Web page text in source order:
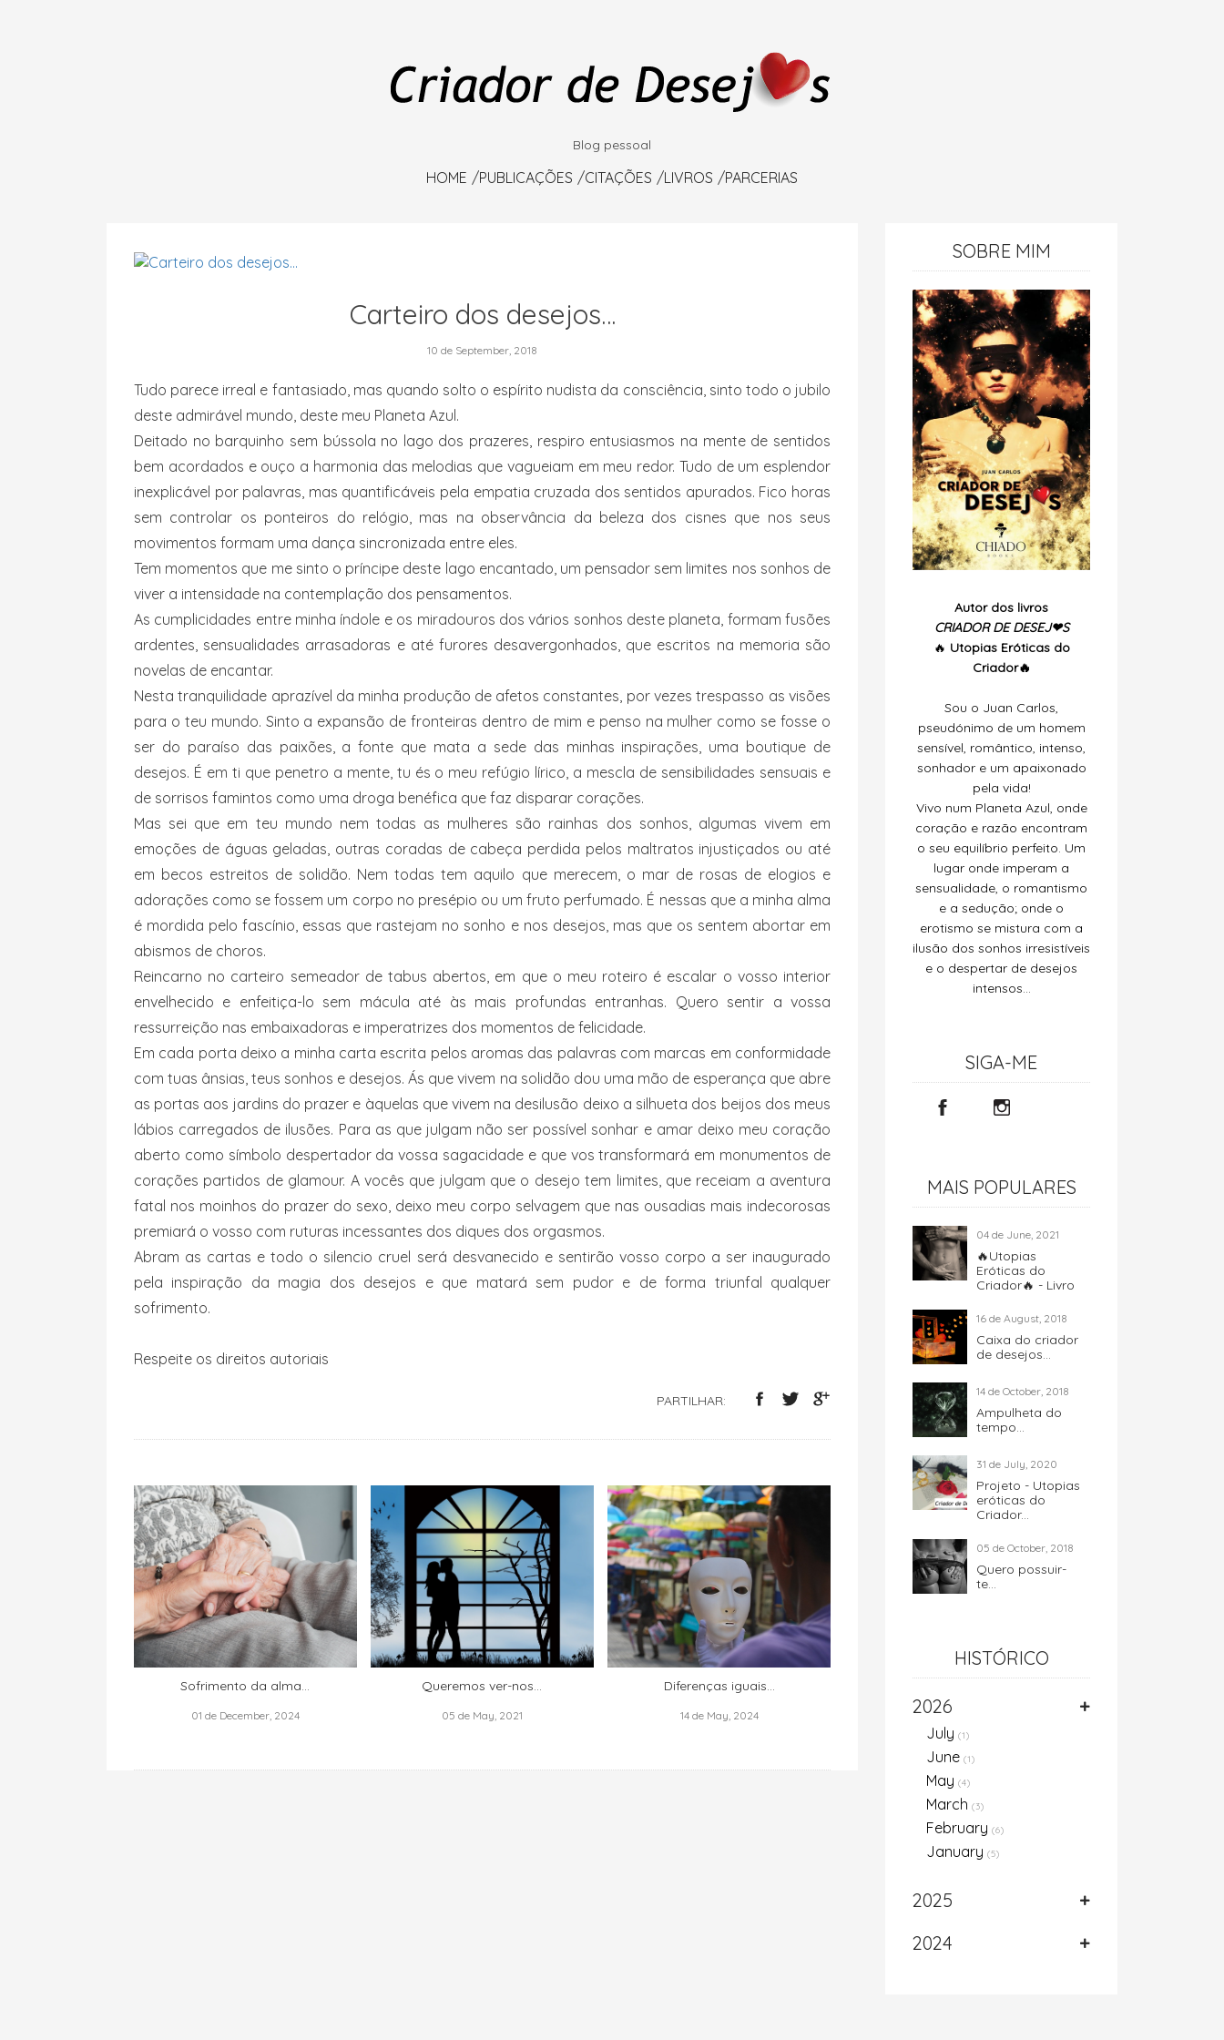
Blog pessoal
HOME PUBLICAÇÕES CITAÇÕES LIVROS PARCERIAS
Carteiro dos desejos…
10 de September, 2018
Tudo parece irreal e fantasiado, mas quando solto o espírito nudista da consciência, sinto todo o jubilo
deste admirável mundo, deste meu Planeta Azul.
Deitado no barquinho sem bússola no lago dos prazeres, respiro entusiasmos na mente de sentidos
bem acordados e ouço a harmonia das melodias que vagueiam em meu redor. Tudo de um esplendor
inexplicável por palavras, mas quantificáveis pela empatia cruzada dos sentidos apurados. Fico horas
sem controlar os ponteiros do relógio, mas na observância da beleza dos cisnes que nos seus
movimentos formam uma dança sincronizada entre eles.
Tem momentos que me sinto o príncipe deste lago encantado, um pensador sem limites nos sonhos de
viver a intensidade na contemplação dos pensamentos.
As cumplicidades entre minha índole e os miradouros dos vários sonhos deste planeta, formam fusões
ardentes, sensualidades arrasadoras e até furores desavergonhados, que escritos na memoria são
novelas de encantar.
Nesta tranquilidade aprazível da minha produção de afetos constantes, por vezes trespasso as visões
para o teu mundo. Sinto a expansão de fronteiras dentro de mim e penso na mulher como se fosse o
ser do paraíso das paixões, a fonte que mata a sede das minhas inspirações, uma boutique de
desejos. É em ti que penetro a mente, tu és o meu refúgio lírico, a mescla de sensibilidades sensuais e
de sorrisos famintos como uma droga benéfica que faz disparar corações.
Mas sei que em teu mundo nem todas as mulheres são rainhas dos sonhos, algumas vivem em
emoções de águas geladas, outras coradas de cabeça perdida pelos maltratos injustiçados ou até
em becos estreitos de solidão. Nem todas tem aquilo que merecem, o mar de rosas de elogios e
adorações como se fossem um corpo no presépio ou um fruto perfumado. É nessas que a minha alma
é mordida pelo fascínio, essas que rastejam no sonho e nos desejos, mas que os sentem abortar em
abismos de choros.
Reincarno no carteiro semeador de tabus abertos, em que o meu roteiro é escalar o vosso interior
envelhecido e enfeitiça-lo sem mácula até às mais profundas entranhas. Quero sentir a vossa
ressurreição nas embaixadoras e imperatrizes dos momentos de felicidade.
Em cada porta deixo a minha carta escrita pelos aromas das palavras com marcas em conformidade
com tuas ânsias, teus sonhos e desejos. Ás que vivem na solidão dou uma mão de esperança que abre
as portas aos jardins do prazer e àquelas que vivem na desilusão deixo a silhueta dos beijos dos meus
lábios carregados de ilusões. Para as que julgam não ser possível sonhar e amar deixo meu coração
aberto como símbolo despertador da vossa sagacidade e que vos transformará em monumentos de
corações partidos de glamour. A vocês que julgam que o desejo tem limites, que receiam a aventura
fatal nos moinhos do prazer do sexo, deixo meu corpo selvagem que nas ousadias mais indecorosas
premiará o vosso com ruturas incessantes dos diques dos orgasmos.
Abram as cartas e todo o silencio cruel será desvanecido e sentirão vosso corpo a ser inaugurado
pela inspiração da magia dos desejos e que matará sem pudor e de forma triunfal qualquer
sofrimento.
Respeite os direitos autoriais
PARTILHAR:
Sofrimento da alma...
01 de December, 2024
Queremos ver-nos...
05 de May, 2021
Diferenças iguais…
14 de May, 2024
SOBRE MIM
Autor dos livros
CRIADOR DE DESEJ❤S
🔥 Utopias Eróticas do
Criador🔥
Sou o Juan Carlos,
pseudónimo de um homem
sensível, romântico, intenso,
sonhador e um apaixonado
pela vida!
Vivo num Planeta Azul, onde
coração e razão encontram
o seu equilíbrio perfeito. Um
lugar onde imperam a
sensualidade, o romantismo
e a sedução; onde o
erotismo se mistura com a
ilusão dos sonhos irresistíveis
e o despertar de desejos
intensos…
SIGA-ME
MAIS POPULARES
04 de June, 2021
🔥Utopias
Eróticas do
Criador🔥 - Livro
16 de August, 2018
Caixa do criador
de desejos...
14 de October, 2018
Ampulheta do
tempo...
31 de July, 2020
Projeto - Utopias
eróticas do
Criador...
05 de October, 2018
Quero possuir-
te...
HISTÓRICO
2026
July (1)
June (1)
May (4)
March (3)
February (6)
January (5)
2025
2024